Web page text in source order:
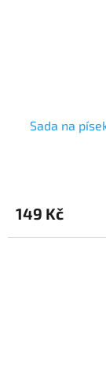
Sada na
149 Kč